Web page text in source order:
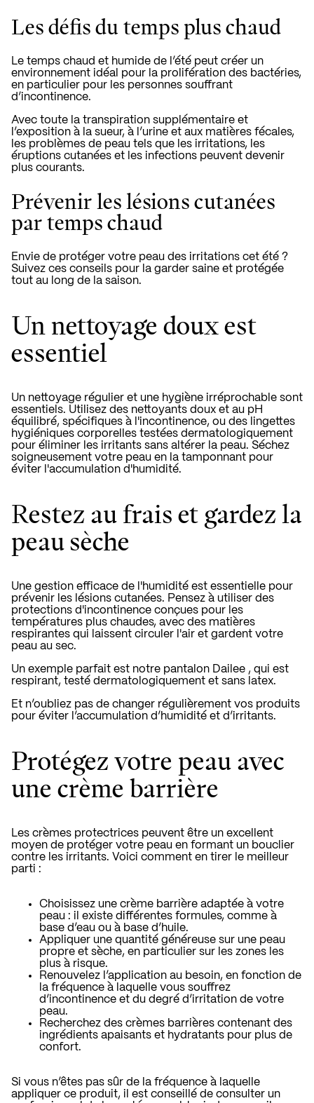
Les défis du temps plus chaud
Le temps chaud et humide de l’été peut créer un
environnement idéal pour la prolifération des bactéries,
en particulier pour les personnes souffrant
d’incontinence.
Avec toute la transpiration supplémentaire et
l’exposition à la sueur, à l’urine et aux matières fécales,
les problèmes de peau tels que les irritations, les
éruptions cutanées et les infections peuvent devenir
plus courants.
Prévenir les lésions cutanées
par temps chaud
Envie de protéger votre peau des irritations cet été ?
Suivez ces conseils pour la garder saine et protégée
tout au long de la saison.
Un nettoyage doux est
essentiel
Un nettoyage régulier et une hygiène irréprochable sont
essentiels. Utilisez des nettoyants doux et au pH
équilibré, spécifiques à l'incontinence, ou des lingettes
hygiéniques corporelles testées dermatologiquement
pour éliminer les irritants sans altérer la peau. Séchez
soigneusement votre peau en la tamponnant pour
éviter l'accumulation d'humidité.
Restez au frais et gardez la
peau sèche
Une gestion efficace de l'humidité est essentielle pour
prévenir les lésions cutanées. Pensez à utiliser des
protections d'incontinence conçues pour les
températures plus chaudes, avec des matières
respirantes qui laissent circuler l'air et gardent votre
peau au sec.
Un exemple parfait est notre pantalon Dailee , qui est
respirant, testé dermatologiquement et sans latex.
Et n’oubliez pas de changer régulièrement vos produits
pour éviter l’accumulation d’humidité et d’irritants.
Protégez votre peau avec
une crème barrière
Les crèmes protectrices peuvent être un excellent
moyen de protéger votre peau en formant un bouclier
contre les irritants. Voici comment en tirer le meilleur
parti :
Choisissez une crème barrière adaptée à votre
peau : il existe différentes formules, comme à
base d’eau ou à base d’huile.
Appliquer une quantité généreuse sur une peau
propre et sèche, en particulier sur les zones les
plus à risque.
Renouvelez l’application au besoin, en fonction de
la fréquence à laquelle vous souffrez
d’incontinence et du degré d’irritation de votre
peau.
Recherchez des crèmes barrières contenant des
ingrédients apaisants et hydratants pour plus de
confort.
Si vous n’êtes pas sûr de la fréquence à laquelle
appliquer ce produit, il est conseillé de consulter un